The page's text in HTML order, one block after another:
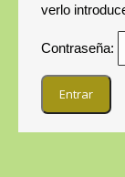
verlo
Contraseña: